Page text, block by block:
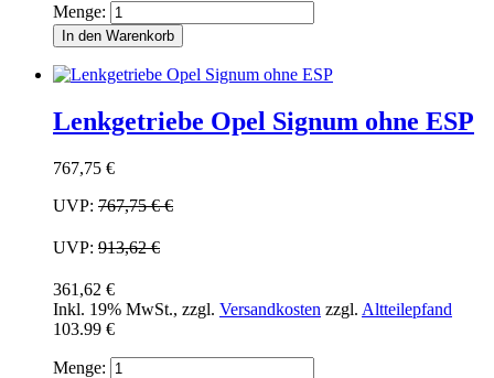
Menge:
In den Warenkorb
Lenkgetriebe Opel Signum ohne ESP
767,75 €
UVP: 767,75 €€
UVP: 913,62 €
361,62 €
Inkl. 19% MwSt., zzgl. Versandkosten zzgl. Altteilepfand
103.99 €
Menge: